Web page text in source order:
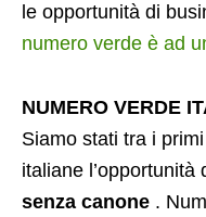
le opportunità di
numero verde è ad
NUMERO VERDE
Siamo stati tra i
italiane l’opportunità
senza canone .